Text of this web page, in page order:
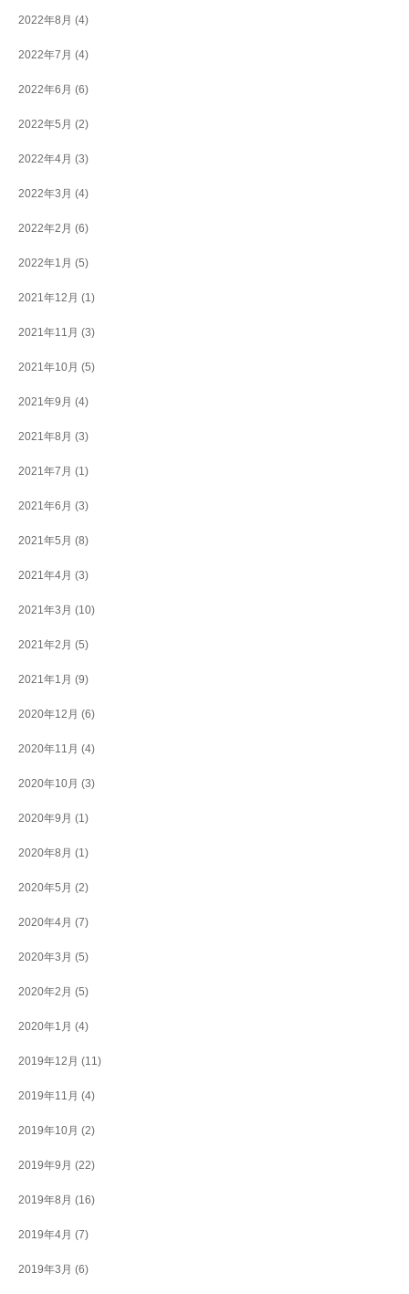
2022年8月 (4)
2022年7月 (4)
2022年6月 (6)
2022年5月 (2)
2022年4月 (3)
2022年3月 (4)
2022年2月 (6)
2022年1月 (5)
2021年12月 (1)
2021年11月 (3)
2021年10月 (5)
2021年9月 (4)
2021年8月 (3)
2021年7月 (1)
2021年6月 (3)
2021年5月 (8)
2021年4月 (3)
2021年3月 (10)
2021年2月 (5)
2021年1月 (9)
2020年12月 (6)
2020年11月 (4)
2020年10月 (3)
2020年9月 (1)
2020年8月 (1)
2020年5月 (2)
2020年4月 (7)
2020年3月 (5)
2020年2月 (5)
2020年1月 (4)
2019年12月 (11)
2019年11月 (4)
2019年10月 (2)
2019年9月 (22)
2019年8月 (16)
2019年4月 (7)
2019年3月 (6)